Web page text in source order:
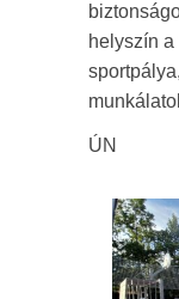
helyszín
ÚN